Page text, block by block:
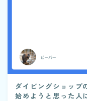
ダイビングショップ
始めようと思った人